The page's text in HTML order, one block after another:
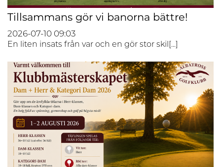
Tillsammans gör vi banorna bättre!
2026-07-10 09:03
En liten insats från var och en gör stor skil[...]